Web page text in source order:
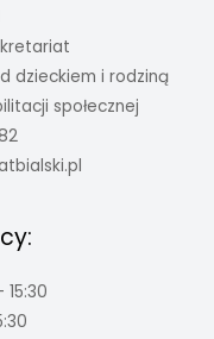
dzieckiem i rodziną
społecznej
15:30